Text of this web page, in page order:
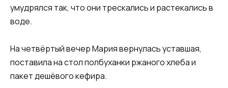
умудрялся так, что они трескались и растекались в
воде.
На четвёртый вечер Мария вернулась уставшая,
поставила на стол полбуханки ржаного хлеба и
пакет дешёвого кефира.